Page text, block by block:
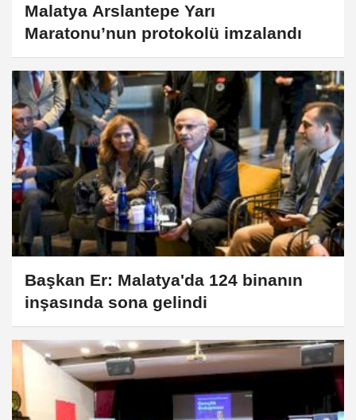
Malatya Arslantepe Yarı
Maratonu’nun protokolü imzalandı
Başkan Er: Malatya'da 124 binanın
inşasında sona gelindi